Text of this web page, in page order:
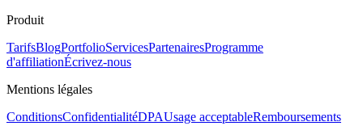
Produit
TarifsBlogPortfolioServicesPartenairesProgramme
d'affiliationÉcrivez-nous
Mentions légales
ConditionsConfidentialitéDPAUsage acceptableRemboursements